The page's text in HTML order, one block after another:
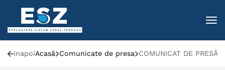
InapoiAcasă Comunicate de presa COMUNICAT DE